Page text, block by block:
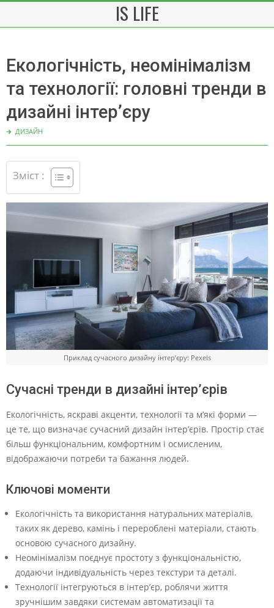
IS LIFE
Екологічність, неомінімалізм
та технології: головні тренди в
дизайні інтер’єру
🡲 ДИЗАЙН
Зміст :
Приклад сучасного дизайну інтер’єру: Pexels
Сучасні тренди в дизайні інтер’єрів
Екологічність, яскраві акценти, технології та м’які форми —
це те, що визначає сучасний дизайн інтер’єрів. Простір стає
більш функціональним, комфортним і осмисленим,
відображаючи потреби та бажання людей.
Ключові моменти
Екологічність та використання натуральних матеріалів,
таких як дерево, камінь і перероблені матеріали, стають
основою сучасного дизайну.
Неомінімалізм поєднує простоту з функціональністю,
додаючи індивідуальність через текстури та деталі.
Технології інтегруються в інтер’єр, роблячи життя
зручнішим завдяки системам автоматизації та